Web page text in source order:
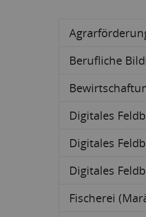
Berufliche
Digitales
Digitales
Digitales
Fischerei